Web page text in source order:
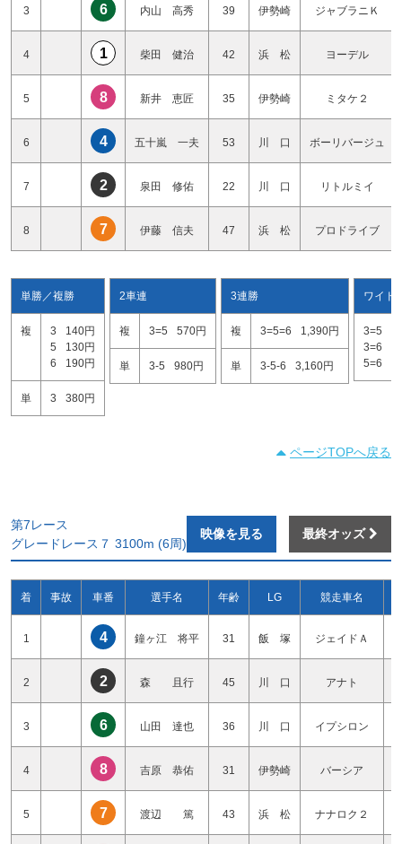
3 6 内山 高秀 39 伊勢崎 ジャブラニＫ
4 1 柴田 健治 42 浜 松 ヨーデル
5 8 新井 恵匠 35 伊勢崎 ミタケ２
6 4 五十嵐 一夫 53 川 口 ボーリバージュ
7 2 泉田 修佑 22 川 口 リトルミイ
8 7 伊藤 信夫 47 浜 松 プロドライブ
単勝／複勝
複 3
140円
5
130円
6
190円
単 3 380円
2車連
複 3=5 570円
単 3-5 980円
3連勝
複 3=5=6 1,390円
単 3-5-6 3,160円
ワイド
3=5
3=6
5=6
ページTOPへ戻る
第7レース
グレードレース７ 3100m (6周)
映像を見る 最終オッズ
着 事故 車番 選手名 年齢 LG 競走車名
1 4 鐘ヶ江 将平 31 飯 塚 ジェイドＡ
2 2 森 且行 45 川 口 アナト
3 6 山田 達也 36 川 口 イプシロン
4 8 吉原 恭佑 31 伊勢崎 バーシア
5 7 渡辺 篤 43 浜 松 ナナロク２